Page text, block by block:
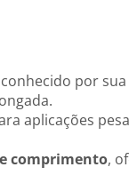
por
aplicações
comprimento,